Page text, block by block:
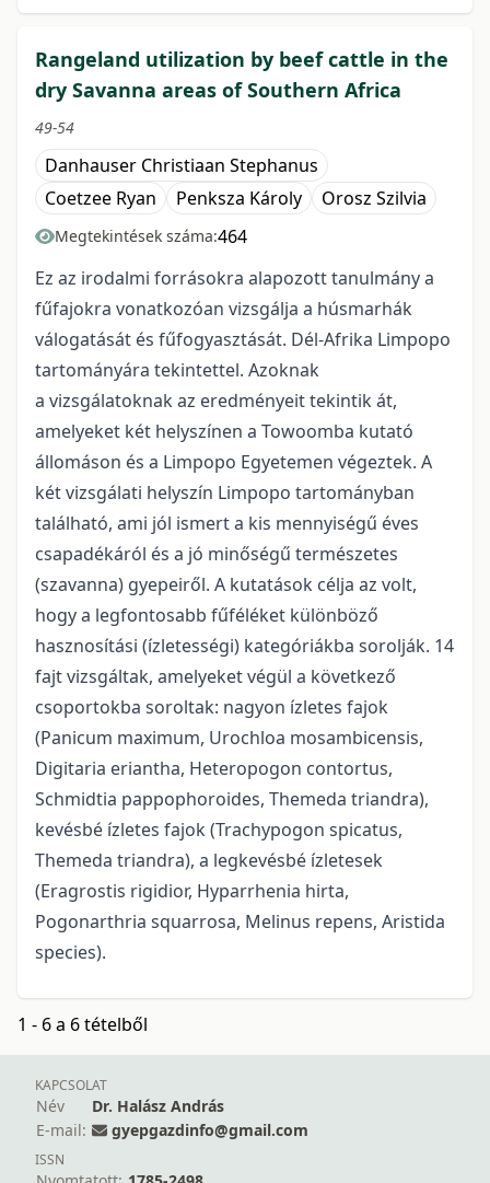
Rangeland utilization by beef cattle in the
dry Savanna areas of Southern Africa
49-54
Danhauser Christiaan Stephanus
Coetzee Ryan
Penksza Károly Orosz Szilvia
Megtekintések száma:464
Ez az irodalmi forrásokra alapozott tanulmány a
fűfajokra vonatkozóan vizsgálja a húsmarhák
válogatását és fűfogyasztását. Dél-Afrika Limpopo
tartományára tekintettel. Azoknak
a vizsgálatoknak az eredményeit tekintik át,
amelyeket két helyszínen a Towoomba kutató
állomáson és a Limpopo Egyetemen végeztek. A
két vizsgálati helyszín Limpopo tartományban
található, ami jól ismert a kis mennyiségű éves
csapadékáról és a jó minőségű természetes
(szavanna) gyepeiről. A kutatások célja az volt,
hogy a legfontosabb fűféléket különböző
hasznosítási (ízletességi) kategóriákba sorolják. 14
fajt vizsgáltak, amelyeket végül a következő
csoportokba soroltak: nagyon ízletes fajok
(Panicum maximum, Urochloa mosambicensis,
Digitaria eriantha, Heteropogon contortus,
Schmidtia pappophoroides, Themeda triandra),
kevésbé ízletes fajok (Trachypogon spicatus,
Themeda triandra), a legkevésbé ízletesek
(Eragrostis rigidior, Hyparrhenia hirta,
Pogonarthria squarrosa, Melinus repens, Aristida
species).
1 - 6 a 6 tételből
KAPCSOLAT
Név
Dr. Halász András
E-mail:
gyepgazdinfo@gmail.com
ISSN